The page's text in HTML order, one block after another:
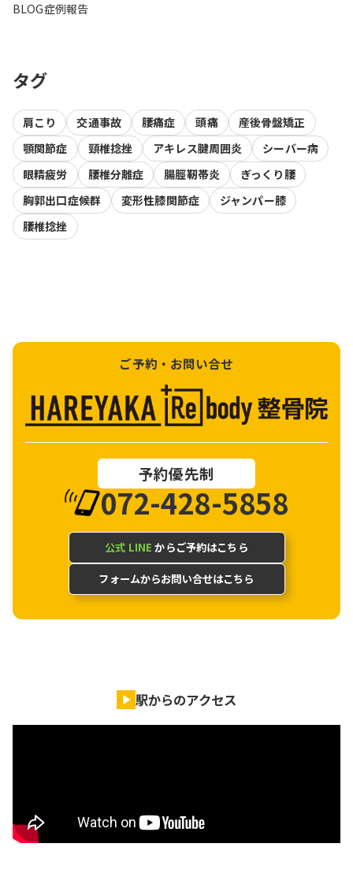
BLOG症例報告
タグ
肩こり 交通事故 腰痛症 頭痛
産後骨盤矯正
顎関節症
頸椎捻挫 アキレス腱周囲炎
シーバー病
眼精疲労
腰椎分離症 腸脛靭帯炎
ぎっくり腰
胸郭出口症候群
変形性膝関節症
ジャンパー膝
腰椎捻挫
ご予約・お問い合せ
予約優先制
072-428-5858
公式 LINE からご予約はこちら
フォームからお問い合せはこちら
駅からのアクセス